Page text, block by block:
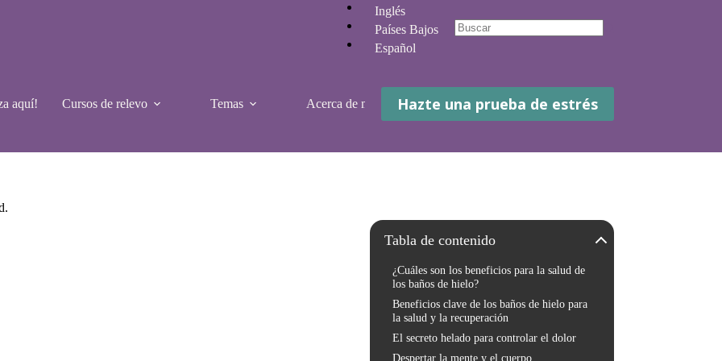
Inglés
Países Bajos
Español
aquí! Cursos de relevo Temas Acerca de mí Contacto
Hazte una prueba de estrés
Tabla de contenido
¿Cuáles son los beneficios para la salud de
los baños de hielo?
Beneficios clave de los baños de hielo para
la salud y la recuperación
El secreto helado para controlar el dolor
Despertar la mente y el cuerpo